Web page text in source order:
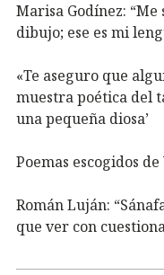
Marisa Godínez:
dibujo; ese es mi
«Te aseguro que
muestra poética del
una pequeña diosa’
Poemas escogidos
Román Luján:
que ver con